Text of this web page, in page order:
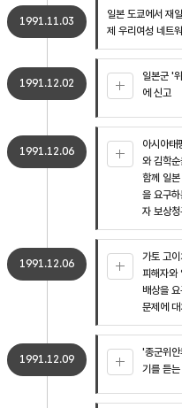
1991.11.03
일본 도쿄에서 재
제 우리여성 네트
1991.12.02
일본군 '
에 신고
1991.12.06
아시아태
와 김학
함께 일
을 요구
자 보상
1991.12.06
가토 고
피해자와
배상을
문제에
1991.12.09
'종군위
기를 듣